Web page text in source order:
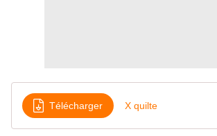
Télécharger X quilte